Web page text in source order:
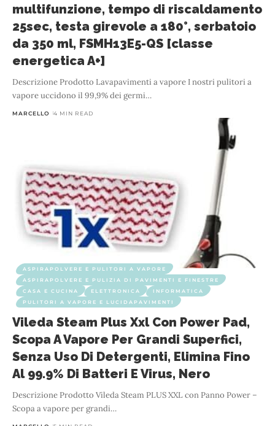
multifunzione, tempo di riscaldamento
25sec, testa girevole a 180°, serbatoio
da 350 ml, FSMH13E5-QS [classe
energetica A+]
Descrizione Prodotto Lavapavimenti a vapore I nostri pulitori a
vapore uccidono il 99,9% dei germi…
MARCELLO 4 MIN READ
ASPIRAPOLVERE E PULITORI A VAPORE
ASPIRAPOLVERE E PULIZIA DI PAVIMENTI E FINESTRE
CASA E CUCINA
ELETTRONICA
INFORMATICA
PULITORI A VAPORE E LUCIDAPAVIMENTI
Vileda Steam Plus Xxl Con Power Pad,
Scopa A Vapore Per Grandi Superfici,
Senza Uso Di Detergenti, Elimina Fino
Al 99.9% Di Batteri E Virus, Nero
Descrizione Prodotto Vileda Steam PLUS XXL con Panno Power –
Scopa a vapore per grandi…